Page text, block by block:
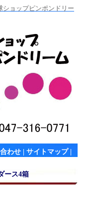
ショップピンポンドリー
わせ サイトマップ|
ース4箱